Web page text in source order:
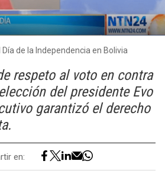
de la Independencia en Bolivia
respeto al voto en contra
del presidente Evo
garantizó el derecho
en: